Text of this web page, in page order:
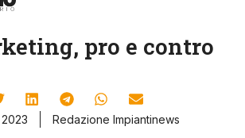
pro e contro
Redazione Impiantinews